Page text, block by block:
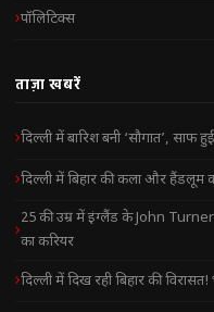
पॉलिटिक्स
ताज़ा खबरें
दिल्ली में बारिश बनी ‘सौगात’,
दिल्ली में बिहार की कला और हैंडलूम
25 की उम्र में इंग्लैंड के John Turner
का करियर
दिल्ली में दिख रही बिहार की